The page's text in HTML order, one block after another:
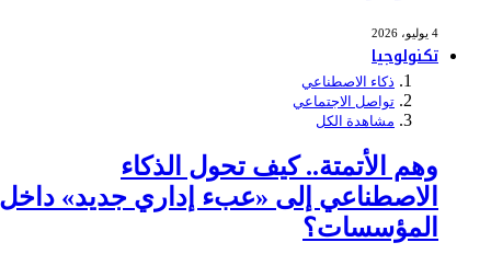
4 يوليو، 2026
تكنولوجيا
ذكاء الاصطناعي
تواصل الاجتماعي
مشاهدة الكل
وهم الأتمتة.. كيف تحول الذكاء
الاصطناعي إلى «عبء إداري جديد» داخل
المؤسسات؟